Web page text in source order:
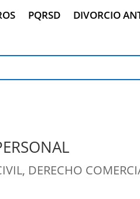
PQRSD DIVORCIO
, DERECHO